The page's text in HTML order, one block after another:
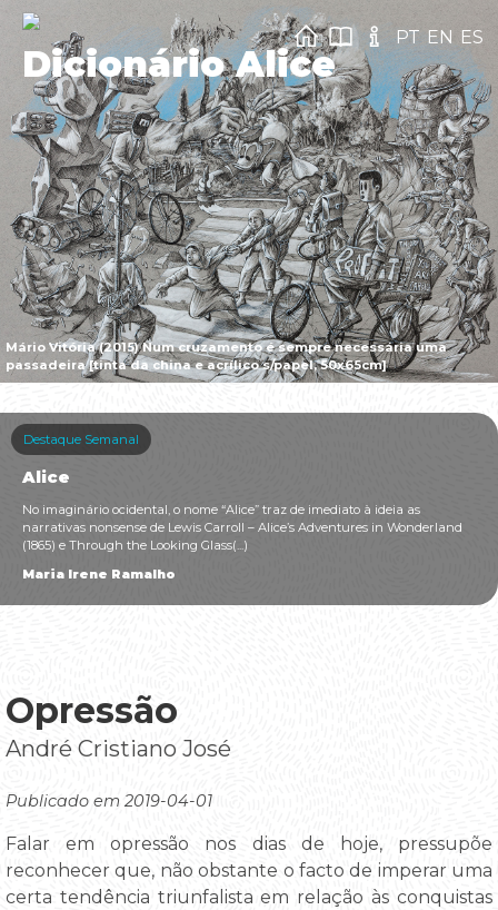
Mário Vitória (2015) Num cruzamento é sempre necessária uma
passadeira [tinta da china e acrílico s/papel, 50x65cm]
Dicionário Alice
PT EN ES
Destaque Semanal
Alice
No imaginário ocidental, o nome “Alice” traz de imediato à ideia as
narrativas nonsense de Lewis Carroll – Alice’s Adventures in Wonderland
(1865) e Through the Looking Glass(...)
Maria Irene Ramalho
Opressão
André Cristiano José
Publicado em 2019-04-01
Falar em opressão nos dias de hoje, pressupõe
reconhecer que, não obstante o facto de imperar uma
certa tendência triunfalista em relação às conquistas